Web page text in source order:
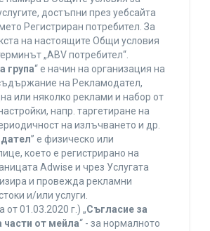
достъпни през уебсайта
Регистриран потребител. За
на настоящите Общи условия
„ABV потребител“.
група“ е начин на организация на
на Рекламодател,
или няколко реклами и набор от
напр. таргетиране на
на излъчването и др.
” е физическо или
което е регистрирано на
Adwise и чрез Услугата
и провежда рекламни
и/или услуги.
от 01.03.2020 г.) „Съгласие за
части от мейла“ - за нормалното